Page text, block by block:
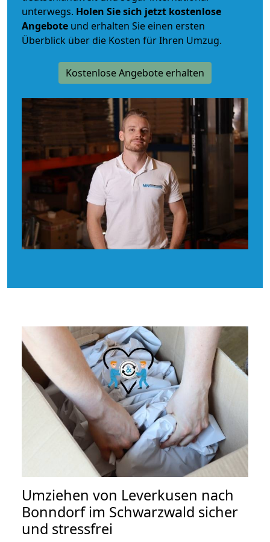
unterwegs. Holen Sie sich jetzt kostenlose
Angebote und erhalten Sie einen ersten
Überblick über die Kosten für Ihren Umzug.
Kostenlose Angebote erhalten
Umziehen von Leverkusen nach
Bonndorf im Schwarzwald sicher
und stressfrei